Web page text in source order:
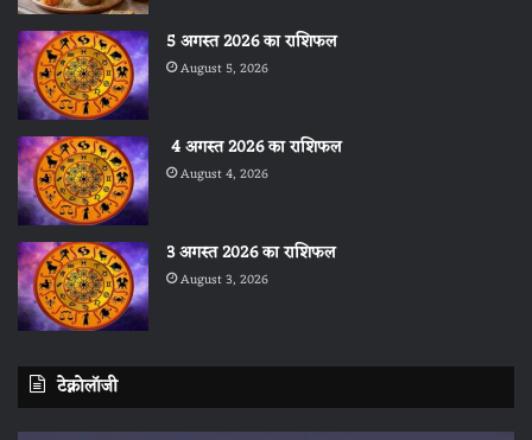
5 अगस्त 2026 का राशिफल
August 5, 2026
4 अगस्त 2026 का राशिफल
August 4, 2026
3 अगस्त 2026 का राशिफल
August 3, 2026
टेक्नोलॉजी